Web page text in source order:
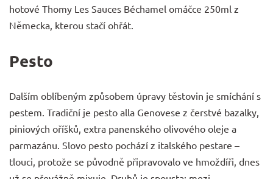
hotové Thomy Les Sauces Béchamel omáčce 250ml z
Německa, kterou stačí ohřát.
Pesto
Dalším oblíbeným způsobem úpravy těstovin je smíchání s
pestem. Tradiční je pesto alla Genovese z čerstvé bazalky,
piniových oříšků, extra panenského olivového oleje a
parmazánu. Slovo pesto pochází z italského pestare –
tlouci, protože se původně připravovalo ve hmoždíři, dnes